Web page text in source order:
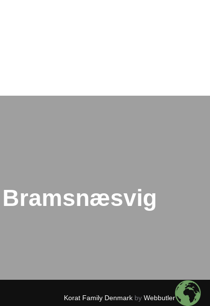
Bramsnæsvig
Korat Family Denmark by Webbutler